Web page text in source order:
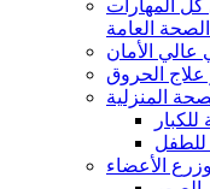
المهارات
العامة
عالي الأمان
الحروق
المنزلية
للطفل
الأعضاء